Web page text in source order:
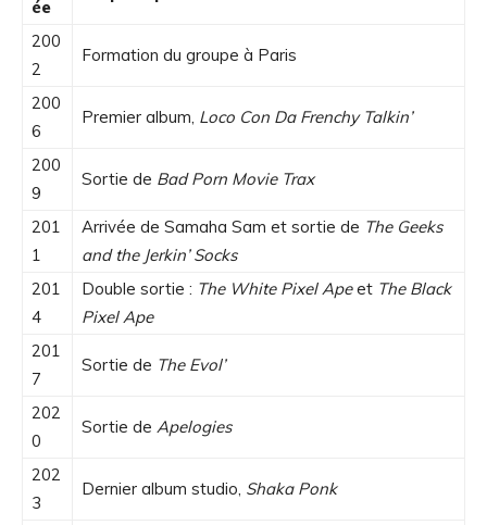
ée
200
2
Formation du groupe à Paris
200
6
Premier album, Loco Con Da Frenchy Talkin’
200
9
Sortie de Bad Porn Movie Trax
201
1
Arrivée de Samaha Sam et sortie de The Geeks
and the Jerkin’ Socks
201
4
Double sortie : The White Pixel Apeet The Black
Pixel Ape
201
7
Sortie de The Evol’
202
0
Sortie de Apelogies
202
3
Dernier album studio, Shaka Ponk